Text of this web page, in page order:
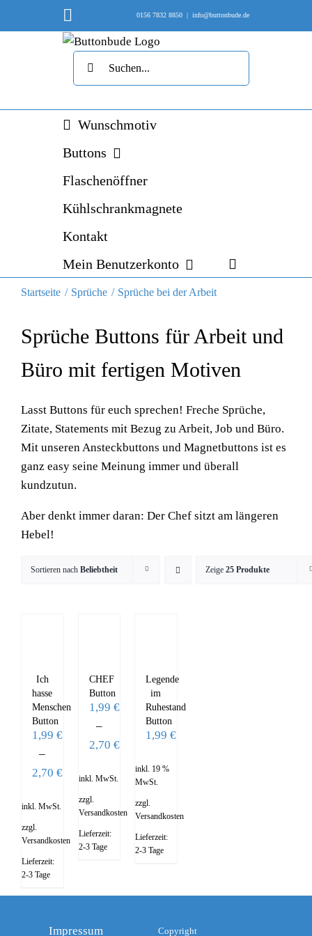
Instagram0156 7832 8850 | info@buttonbude.de
Wunschmotiv
Buttons
Flaschenöffner
Kühlschrankmagnete
Kontakt
Mein Benutzerkonto
Startseite Sprüche Sprüche bei der Arbeit
Sprüche Buttons für Arbeit und
Büro mit fertigen Motiven
Lasst Buttons für euch sprechen! Freche Sprüche,
Zitate, Statements mit Bezug zu Arbeit, Job und Büro.
Mit unseren Ansteckbuttons und Magnetbuttons ist es
ganz easy seine Meinung immer und überall
kundzutun.
Aber denkt immer daran: Der Chef sitzt am längeren
Hebel!
Sortieren nach Beliebtheit Zeige 25 Produkte
Ich
hasse
Menschen
Button
1,99 €
–
2,70 €
inkl. MwSt.
zzgl.
Versandkosten
Lieferzeit:
2-3 Tage
CHEF
Button
1,99 €
–
2,70 €
inkl. MwSt.
zzgl.
Versandkosten
Lieferzeit:
2-3 Tage
Legende
im
Ruhestand
Button
1,99€
inkl. 19 %
MwSt.
zzgl.
Versandkosten
Lieferzeit:
2-3 Tage
Impressum Copyright